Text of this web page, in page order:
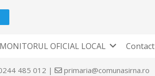
MONITORUL OFICIAL LOCAL Contact
485 012 | primaria@comunasirna.ro